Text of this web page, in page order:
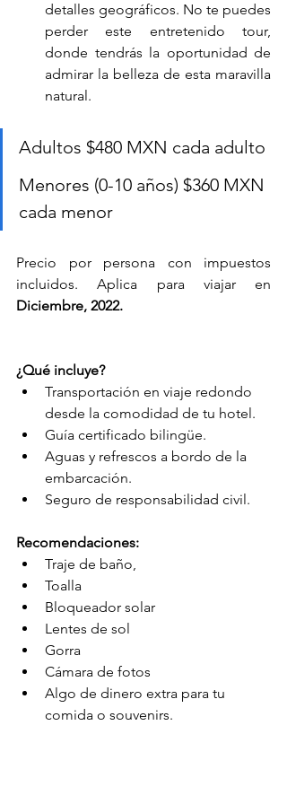
detalles geográficos. No te puedes
perder este entretenido tour,
donde tendrás la oportunidad de
admirar la belleza de esta maravilla
Adultos $480 MXN cada adulto
Menores (0-10 años) $360 MXN
cada menor
Precio por persona con impuestos
Diciembre, 2022.
¿Qué incluye?
Transportación en viaje redondo
desde la comodidad de tu hotel.
Guía certificado bilingüe.
Aguas y refrescos a bordo de la
embarcación.
Seguro de responsabilidad civil.
Recomendaciones:
Traje de baño,
Toalla
Bloqueador solar
Lentes de sol
Gorra
Cámara de fotos
Algo de dinero extra para tu
comida o souvenirs.